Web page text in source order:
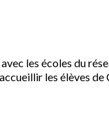
les écoles du
les élèves